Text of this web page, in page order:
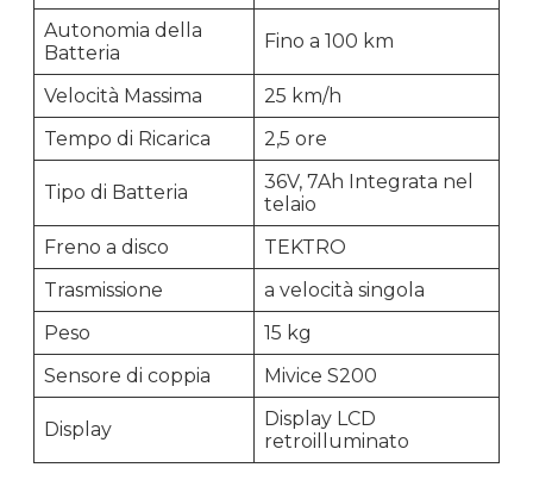
Autonomia della
Batteria
Fino a 100 km
Velocità Massima
25 km/h
Tempo di Ricarica
2,5 ore
Tipo di Batteria
36V, 7Ah Integrata nel
telaio
Freno a disco
TEKTRO
Trasmissione
a velocità singola
Peso
15 kg
Sensore di coppia
Mivice S200
Display
Display LCD
retroilluminato